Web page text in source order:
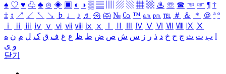
♠ ♡ ♥ ♧ ♣ ⊙ ◈ ▣ ◐ ◑ ▒ ▤ ▨ ▧ ▦ ▩ ♨ ☏ ☎ ☜ ☞ ¶ †
‡ ↕ ↗ ↙ ↖ ↘ ♭ ♩ ♪ ♬ ㉿ ㈜ № ㏇ ™ ㏂ ㏘ ℡ ＃ ＆ ＊ ＠ ª º
ⅰ
ⅱ ⅲ ⅳ ⅴ ⅵ ⅶ ⅷ ⅸ ⅹ Ⅳ Ⅴ Ⅵ Ⅶ Ⅷ Ⅸ Ⅹ
ب ت ث ج ح خ د ذ ر ز س ش ص ض ط ظ ع غ ف ق ک ل م ن ه
و ی
닫기